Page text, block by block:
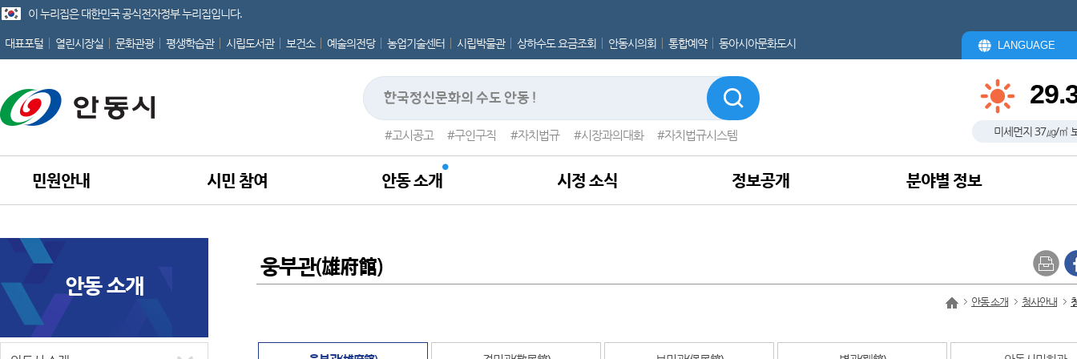
이 누리집은 대한민국 공식전자정부 누리집입니다.
대표포털
열린시장실 문화관광 평생학습관 시립도서관 보건소 예술의전당 농업기술센터 시립박물관 상하수도 요금조회 안동시의회 통합예약 동아시아문화도시 LANGUAGE
미세먼지37㎍/㎥
고시공고 구인구직 자치법규 시장과의대화 자치법규시스템
민원안내 시민 참여 안동 소개 시정 소식 정보공개 분야별 정보
안동 소개
웅부관(雄府館)
안동 소개 청사안내